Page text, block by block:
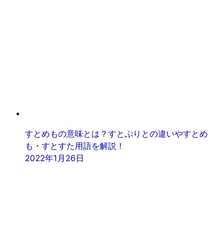
すとめもの意味とは？すとぷりとの違いやすとめ
も・すとすた用語を解説！
2022年1月26日